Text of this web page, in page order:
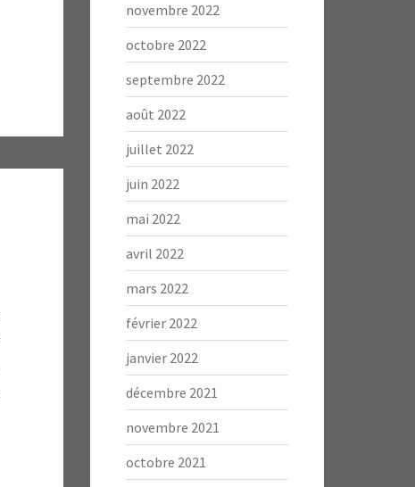
novembre 2022
octobre 2022
septembre 2022
août 2022
juillet 2022
juin 2022
mai 2022
avril 2022
mars 2022
février 2022
janvier 2022
décembre 2021
novembre 2021
octobre 2021